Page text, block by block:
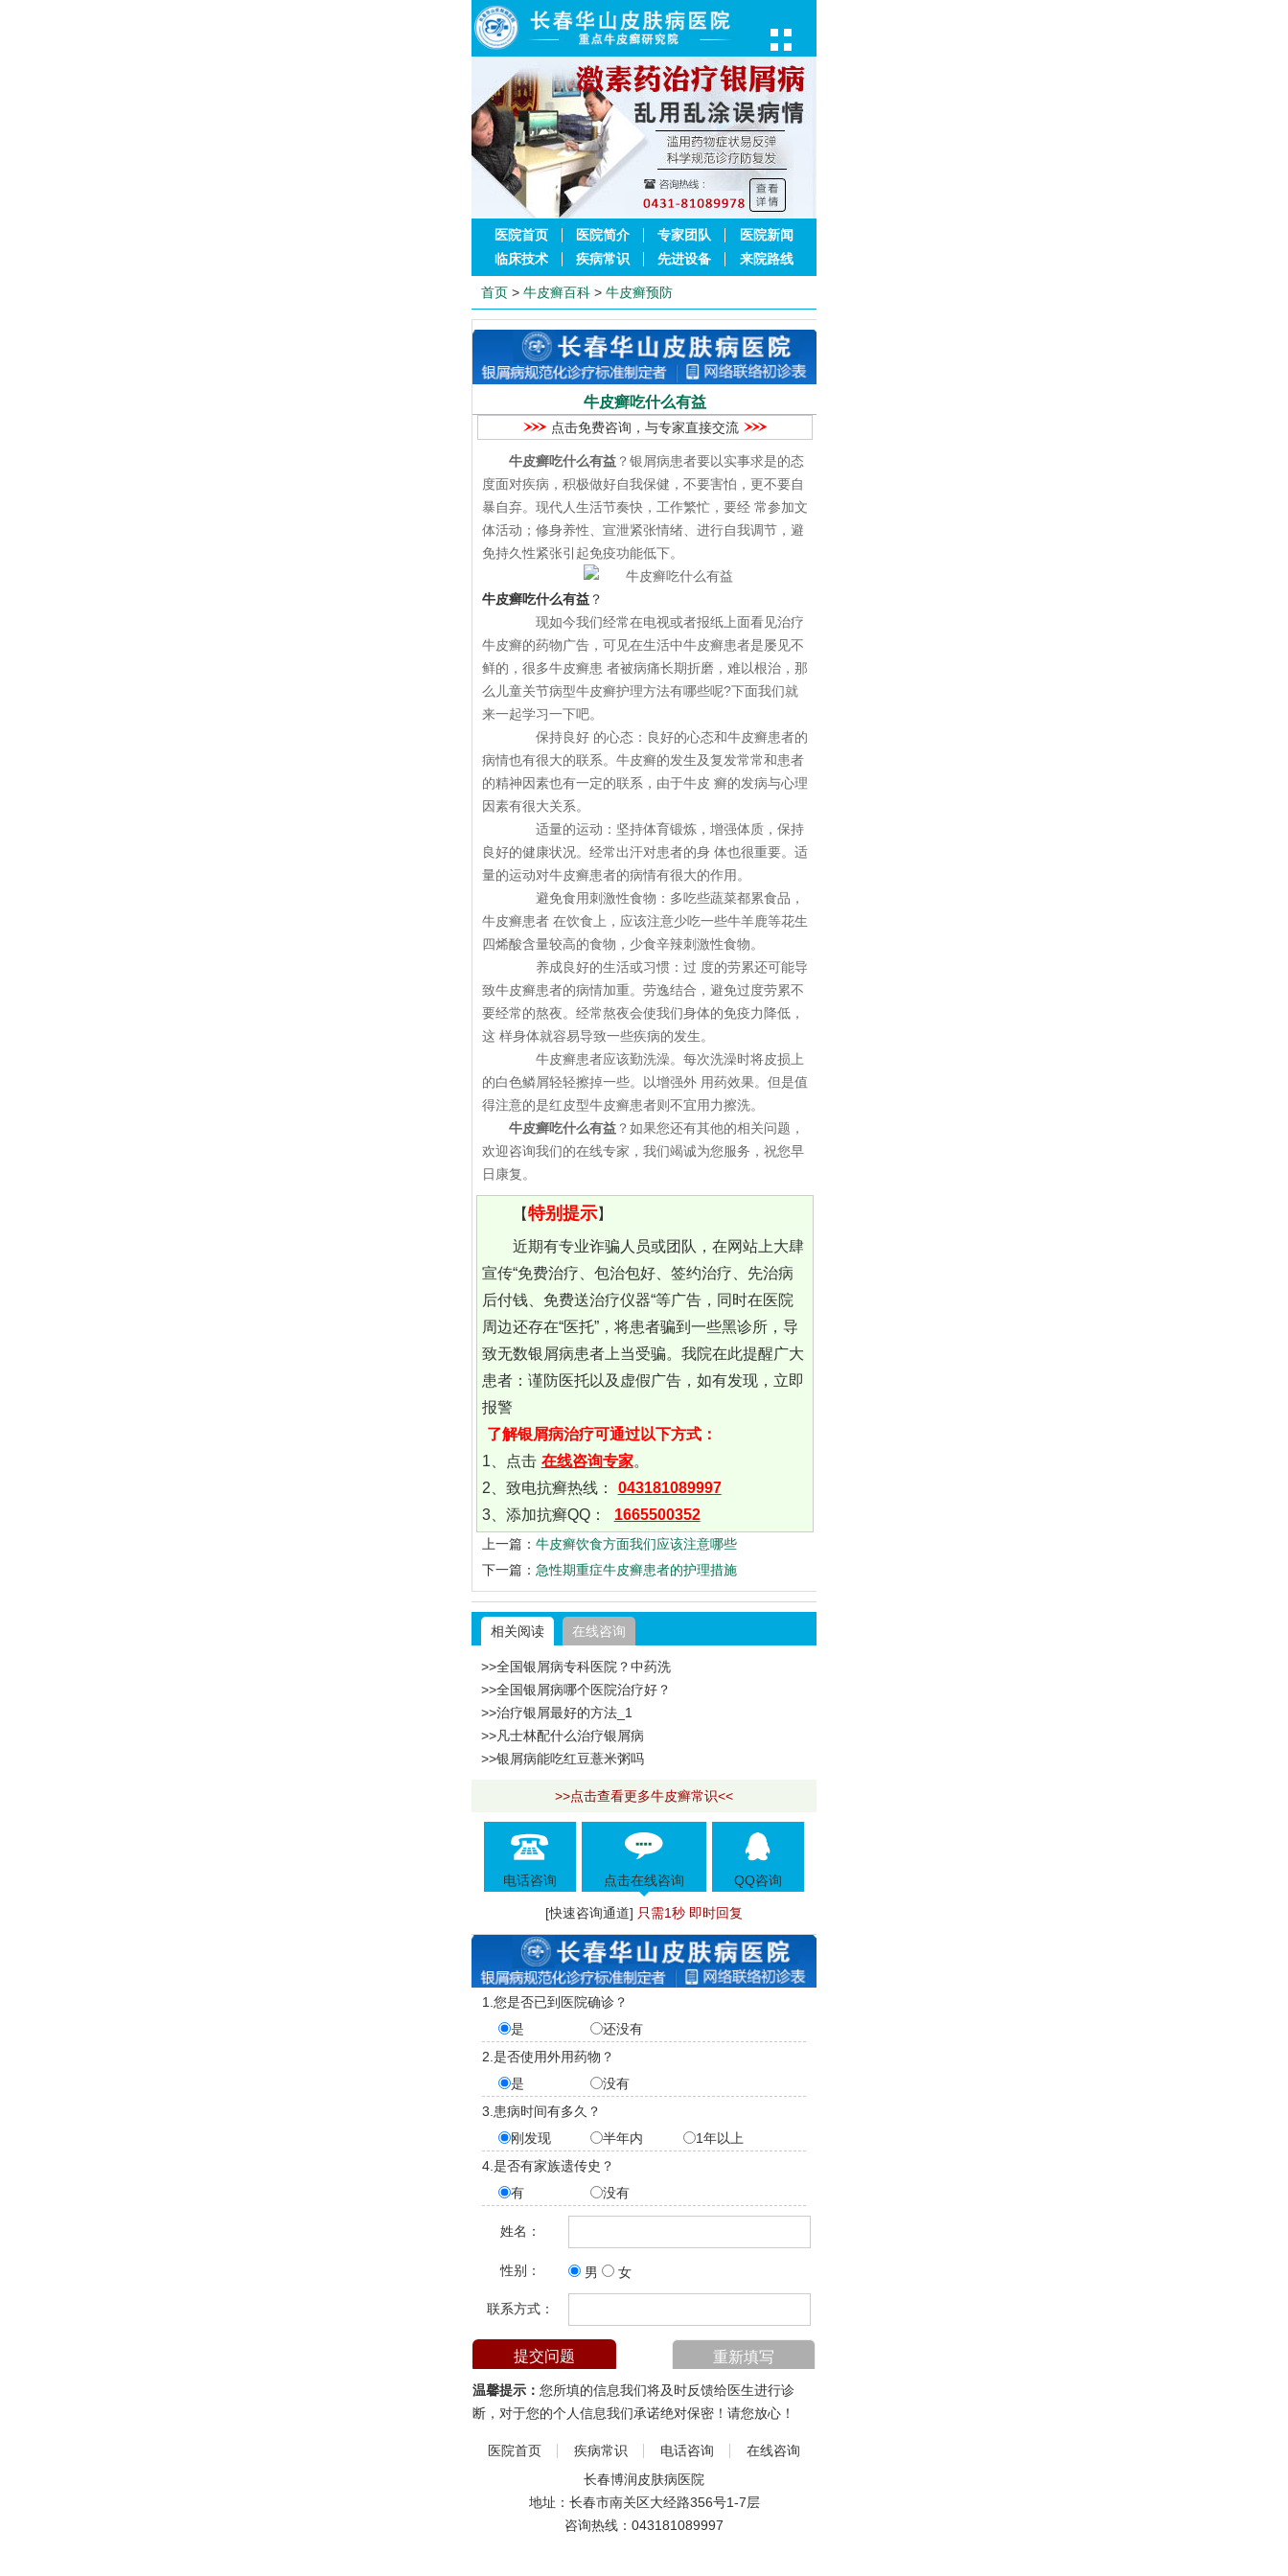
医院首页 医院简介 专家团队
医院新闻
临床技术
疾病常识 先进设备 来院路线
首页 > 牛皮癣百科 > 牛皮癣预防
牛皮癣吃什么有益
点击免费咨询，与专家直接交流
牛皮癣吃什么有益 ？银屑病患者要以实事求是的态
度面对疾病，积极做好自我保健，不要害怕，更不要自
暴自弃。现代人生活节奏快，工作繁忙，要经 常参加文
体活动；修身养性、宣泄紧张情绪、进行自我调节，避
免持久性紧张引起免疫功能低下。
牛皮癣吃什么有益 ？
现如今我们经常在电视或者报纸上面看见治疗
牛皮癣的药物广告，可见在生活中牛皮癣患者是屡见不
鲜的，很多牛皮癣患 者被病痛长期折磨，难以根治，那
么儿童关节病型牛皮癣护理方法有哪些呢?下面我们就
来一起学习一下吧。
保持良好 的心态：良好的心态和牛皮癣患者的
病情也有很大的联系。牛皮癣的发生及复发常常和患者
的精神因素也有一定的联系，由于牛皮 癣的发病与心理
因素有很大关系。
适量的运动：坚持体育锻炼，增强体质，保持
良好的健康状况。经常出汗对患者的身 体也很重要。适
量的运动对牛皮癣患者的病情有很大的作用。
避免食用刺激性食物：多吃些蔬菜都累食品，
牛皮癣患者 在饮食上，应该注意少吃一些牛羊鹿等花生
四烯酸含量较高的食物，少食辛辣刺激性食物。
养成良好的生活或习惯：过 度的劳累还可能导
致牛皮癣患者的病情加重。劳逸结合，避免过度劳累不
要经常的熬夜。经常熬夜会使我们身体的免疫力降低，
这 样身体就容易导致一些疾病的发生。
牛皮癣患者应该勤洗澡。每次洗澡时将皮损上
的白色鳞屑轻轻擦掉一些。以增强外 用药效果。但是值
得注意的是红皮型牛皮癣患者则不宜用力擦洗。
牛皮癣吃什么有益 ？如果您还有其他的相关问题，
欢迎咨询我们的在线专家，我们竭诚为您服务，祝您早
日康复。
【特别提示】
近期有专业诈骗人员或团队，在网站上大肆
宣传“免费治疗、包治包好、签约治疗、先治病
后付钱、免费送治疗仪器“等广告，同时在医院
周边还存在“医托”，将患者骗到一些黑诊所，导
致无数银屑病患者上当受骗。我院在此提醒广大
患者：谨防医托以及虚假广告，如有发现，立即
报警
了解银屑病治疗可通过以下方式：
1、点击 在线咨询专家。
2、致电抗癣热线：
043181089997
3、添加抗癣QQ：
1665500352
上一篇： 牛皮癣饮食方面我们应该注意哪些
下一篇： 急性期重症牛皮癣患者的护理措施
相关阅读 在线咨询
>>全国银屑病专科医院？中药洗
>>全国银屑病哪个医院治疗好？
>>治疗银屑最好的方法_1
>>凡士林配什么治疗银屑病
>>银屑病能吃红豆薏米粥吗
>>点击查看更多牛皮癣常识<<
电话咨询 点击在线咨询 QQ咨询
[快速咨询通道] 只需1秒 即时回复
1.您是否已到医院确诊？
是
还没有
2.是否使用外用药物？
是
没有
3.患病时间有多久？
刚发现
半年内
1年以上
4.是否有家族遗传史？
有
没有
姓名：
性别： 男 女
联系方式：
温馨提示： 您所填的信息我们将及时反馈给医生进行诊
断，对于您的个人信息我们承诺绝对保密！请您放心！
医院首页 疾病常识 电话咨询
在线咨询
长春博润皮肤病医院
地址：长春市南关区大经路356号1-7层
咨询热线： 043181089997